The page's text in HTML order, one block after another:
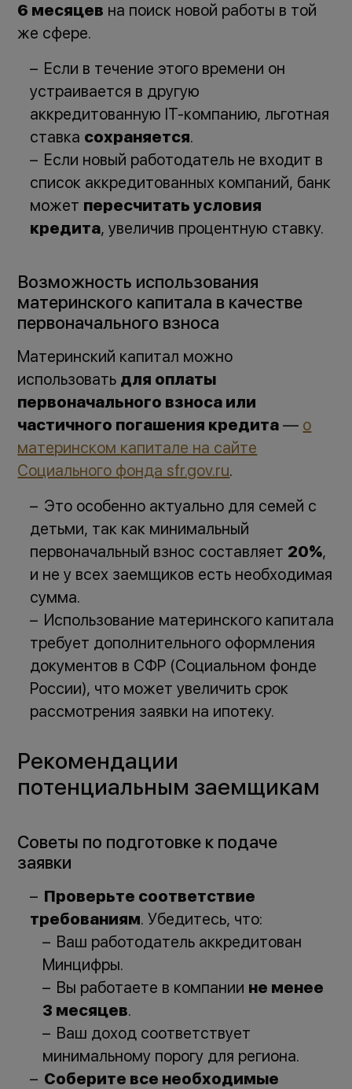
6 месяцев на поиск новой работы в той
же сфере.
Если в течение этого времени он
устраивается в другую
аккредитованную IT-компанию, льготная
ставка сохраняется.
Если новый работодатель не входит в
список аккредитованных компаний, банк
может пересчитать условия
кредита, увеличив процентную ставку.
Возможность использования
материнского капитала в качестве
первоначального взноса
Материнский капитал можно
использовать для оплаты
первоначального взноса или
частичного погашения кредита — о
материнском капитале на сайте
Социального фонда sfr.gov.ru.
Это особенно актуально для семей с
детьми, так как минимальный
первоначальный взнос составляет 20%,
и не у всех заемщиков есть необходимая
сумма.
Использование материнского капитала
требует дополнительного оформления
документов в СФР (Социальном фонде
России), что может увеличить срок
рассмотрения заявки на ипотеку.
Рекомендации
потенциальным заемщикам
Советы по подготовке к подаче
заявки
Проверьте соответствие
требованиям. Убедитесь, что:
Ваш работодатель аккредитован
Минцифры.
Вы работаете в компании не менее
3 месяцев.
Ваш доход соответствует
минимальному порогу для региона.
Соберите все необходимые